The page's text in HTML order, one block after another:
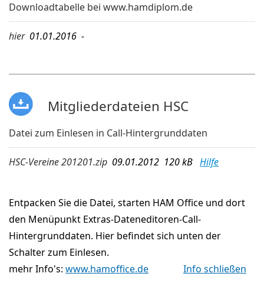
Downloadtabelle bei www.hamdiplom.de
hier01.01.2016 -
Mitgliederdateien HSC
Datei zum Einlesen in Call-Hintergrunddaten
HSC-Vereine 201201.zip 09.01.2012 120 kB Hilfe
Entpacken Sie die Datei, starten HAM Office und dort
den Menüpunkt Extras-Dateneditoren-Call-
Hintergrunddaten. Hier befindet sich unten der
Schalter zum Einlesen.
mehr Info's: www.hamoffice.de Info schließen